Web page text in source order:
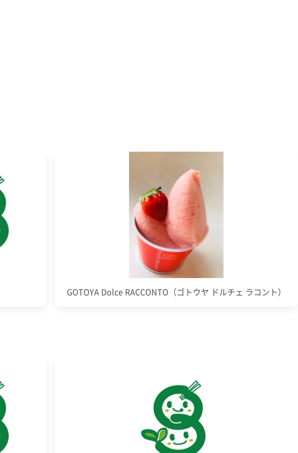
GOTOYA Dolce RACCONTO（ゴトウヤ ドルチェ ラコント）